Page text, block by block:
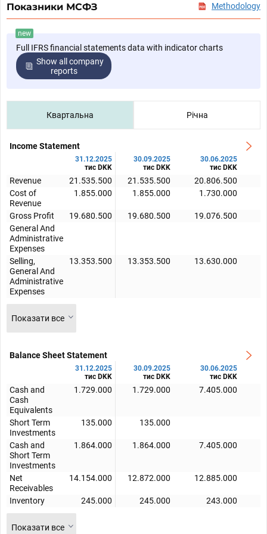
Показники МСФЗ Methodology
new
Full IFRS financial statements data with indicator charts
Show all company
reports
Квартальна Річна
Income Statement
31.12.2025
тис DKK
30.09.2025
тис DKK
30.06.2025
тис DKK
Revenue 21.535.500 21.535.500 20.806.500
Cost of
Revenue
1.855.000 1.855.000 1.730.000
Gross Profit 19.680.500 19.680.500 19.076.500
General And
Administrative
Expenses
Selling,
General And
Administrative
Expenses
13.353.500 13.353.500 13.630.000
Показати все
Balance Sheet Statement
31.12.2025
тис DKK
30.09.2025
тис DKK
30.06.2025
тис DKK
Cash and
Cash
Equivalents
1.729.000 1.729.000 7.405.000
Short Term
Investments
135.000 135.000
Cash and
Short Term
Investments
1.864.000 1.864.000 7.405.000
Net
Receivables
14.154.000 12.872.000 12.885.000
Inventory 245.000 245.000 243.000
Показати все